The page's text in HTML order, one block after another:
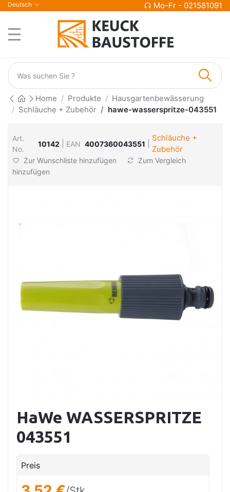
Deutsch Mo-Fr - 021581091
Home Produkte
Hausgartenbewässerung
Schläuche + Zubehör
hawe-wasserspritze-043551
Art.
No.
10142 EAN 4007360043551
Schläuche +
Zubehör
Zur Wunschliste hinzufügen
Zum Vergleich
hinzufügen
HaWe WASSERSPRITZE
043551
Preis